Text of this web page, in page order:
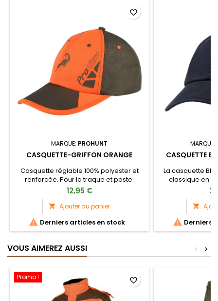
MARQUE: PROHUNT
CASQUETTE-GRIFFON ORANGE
Casquette réglable 100% polyester et
renforcée. Pour la traque et poste.
12,95 €
 Ajouter au panier
 Derniers articles en stock
favorite_border
MARQUE:
CASQUETTE
La casquette
classique en
délavé
sur le devant.
neutres, elle
n’importe

 Derniers
VOUS AIMEREZ AUSSI >
<
Promo ! favorite_border